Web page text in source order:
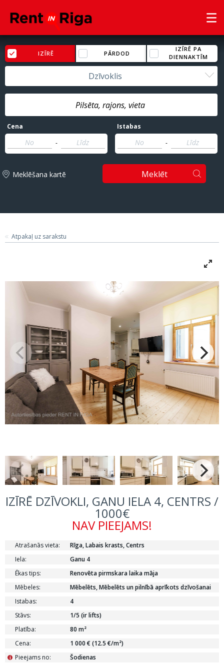
IZĪRĒ PĀRDOD
IZĪRĒ PA
DIENNAKTĪM
Dzīvoklis
Cena
-
Istabas
-
Meklēšana kartē Meklēt
Atpakaļ uz sarakstu
IZĪRĒ DZĪVOKLI, GANU IELA 4, CENTRS /
1000€
NAV PIEEJAMS!
Atrašanās vieta:
Rīga, Labais krasts, Centrs
Iela:
Ganu 4
Ēkas tips:
Renovēta pirmskara laika māja
Mēbeles:
Mēbelēts, Mēbelēts un pilnībā aprīkots dzīvošanai
Istabas:
4
Stāvs:
1/5 (ir lifts)
Platība:
80 m²
Cena:
1 000 € (12.5 €/m²)
Pieejams no:
i Šodienas